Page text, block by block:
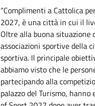
“Complimenti a Cattolica
2027, è una città in cui il
Oltre alla buona situazione
associazioni sportive della
sportiva. Il principale
abbiamo visto che le
partecipando alla
palazzo del Turismo,